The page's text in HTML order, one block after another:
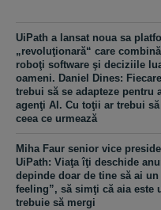
UiPath a lansat noua sa
„revoluţionară“ care
roboţi software şi deciziile
oameni. Daniel Dines:
trebui să se adapteze pentru
agenţi AI. Cu toţii ar trebui
ceea ce urmează
Miha Faur senior vice
UiPath: Viaţa îţi deschide
depinde doar de tine să ai un
feeling”, să simţi că aia este
trebuie să mergi